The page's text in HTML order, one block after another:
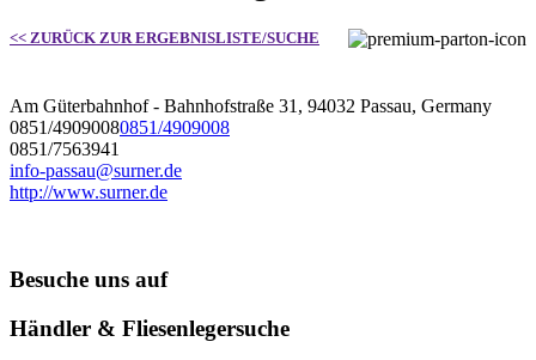
<< ZURÜCK ZUR ERGEBNISLISTE/SUCHE
Am Güterbahnhof - Bahnhofstraße 31, 94032 Passau, Germany
0851/49090080851/4909008
0851/7563941
info-passau@surner.de
http://www.surner.de
Besuche uns auf
Händler & Fliesenlegersuche